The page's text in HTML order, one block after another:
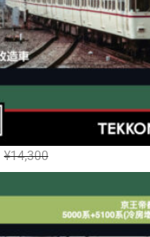
た。
す。
¥14,300元
の
価
現
在
の